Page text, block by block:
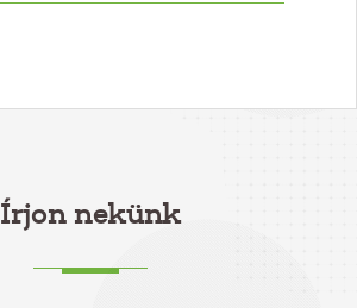
Írjon nekünk